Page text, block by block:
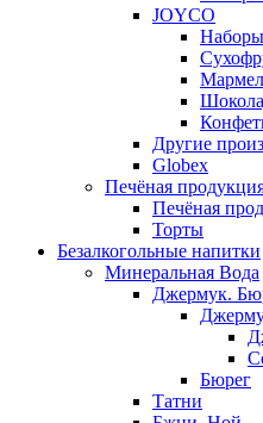
JOYCO
Другие
Globex
Печёная
Печёная
Торты
Безалкогольные напитки
Минеральная Вода
Джермук.
Бюрег
Татни